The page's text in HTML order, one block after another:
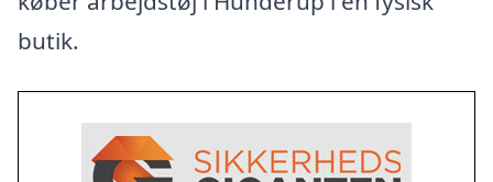
butik.